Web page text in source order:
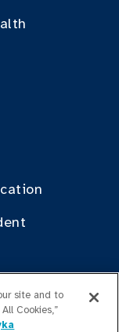
site and to
Cookies,”